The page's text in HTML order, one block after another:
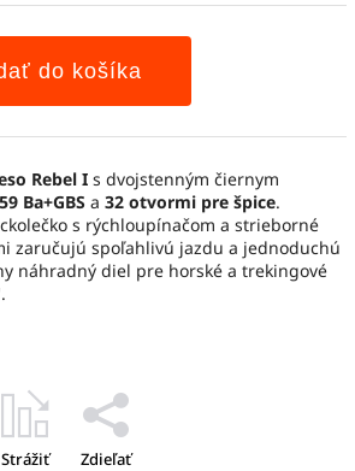
do košíka
Rebel I s dvojstenným čiernym
Ba+GBS a 32 otvormi pre špice.
s rýchloupínačom a strieborné
zaručujú spoľahlivú jazdu a jednoduchú
náhradný diel pre horské a trekingové
.
Strážiť Zdieľať